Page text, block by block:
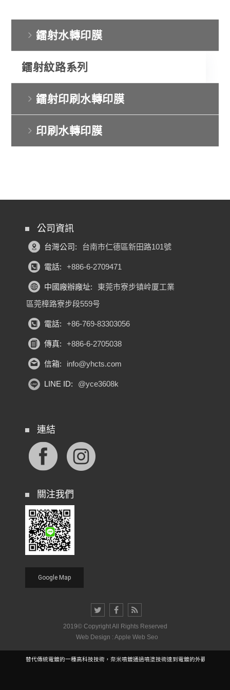
鐳射水轉印膜
鐳射紋路系列
鐳射印刷水轉印膜
印刷水轉印膜
公司資訊
台灣公司: 台南市仁德區新田路101號
電話: +886-6-2709471
中國廠辦廠址:
東莞市寮步镇岭厦工業
區莞樟路寮步段559号
電話: +86-769-83303056
傳真: +886-6-2705038
信箱: info@yhcts.com
LINE ID: @yce3608k
連結
關注我們
Google Map
2019© Copyright All Rights Reserved
Web Design : Apple Web Seo
噴鍍是替代傳統電鍍的一種高科技技術，奈米噴鍍通過噴塗技術達到電鍍的外觀效果，